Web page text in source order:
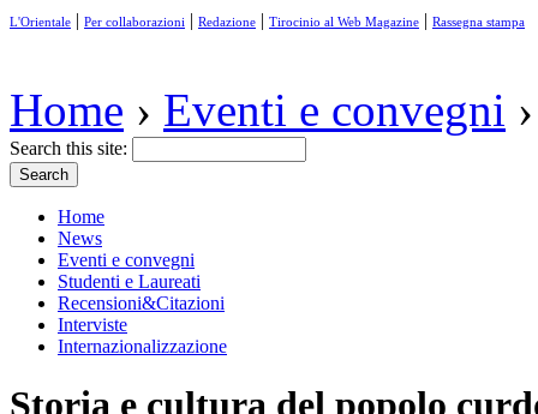
L'Orientale | Per collaborazioni | Redazione | Tirocinio al Web Magazine | Rassegna stampa
Home › Eventi e convegni ›
Search this site:
Home
News
Eventi e convegni
Studenti e Laureati
Recensioni&Citazioni
Interviste
Internazionalizzazione
Storia e cultura del popolo